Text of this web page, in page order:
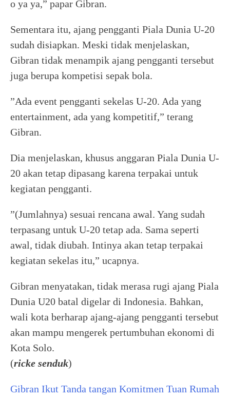
o ya ya,” papar Gibran.
Sementara itu, ajang pengganti Piala Dunia U-20
sudah disiapkan. Meski tidak menjelaskan,
Gibran tidak menampik ajang pengganti tersebut
juga berupa kompetisi sepak bola.
”Ada event pengganti sekelas U-20. Ada yang
entertainment, ada yang kompetitif,” terang
Gibran.
Dia menjelaskan, khusus anggaran Piala Dunia U-
20 akan tetap dipasang karena terpakai untuk
kegiatan pengganti.
”(Jumlahnya) sesuai rencana awal. Yang sudah
terpasang untuk U-20 tetap ada. Sama seperti
awal, tidak diubah. Intinya akan tetap terpakai
kegiatan sekelas itu,” ucapnya.
Gibran menyatakan, tidak merasa rugi ajang Piala
Dunia U20 batal digelar di Indonesia. Bahkan,
wali kota berharap ajang-ajang pengganti tersebut
akan mampu mengerek pertumbuhan ekonomi di
Kota Solo.
(ricke senduk)
Gibran Ikut Tanda tangan Komitmen Tuan Rumah